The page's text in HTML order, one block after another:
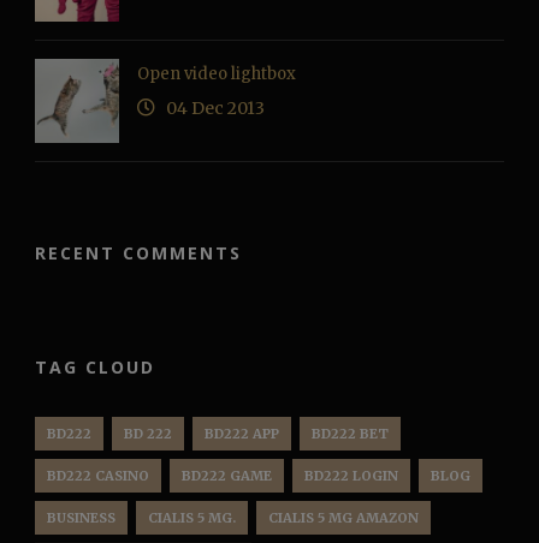
Open video lightbox
04 Dec 2013
RECENT COMMENTS
TAG CLOUD
BD222 BD 222 BD222 APP BD222 BET
BD222 CASINO BD222 GAME BD222 LOGIN BLOG
BUSINESS CIALIS 5 MG. CIALIS 5 MG AMAZON